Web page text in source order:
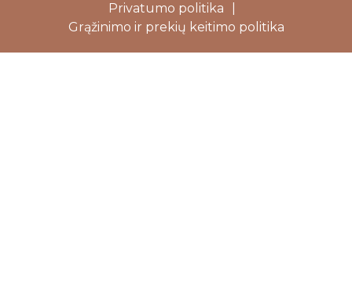
Privatumo politika
Grąžinimo ir prekių keitimo politika